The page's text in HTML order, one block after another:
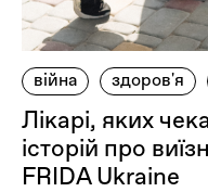
війна здоров'я
Лікарі, яких
історій про
FRIDA Ukraine